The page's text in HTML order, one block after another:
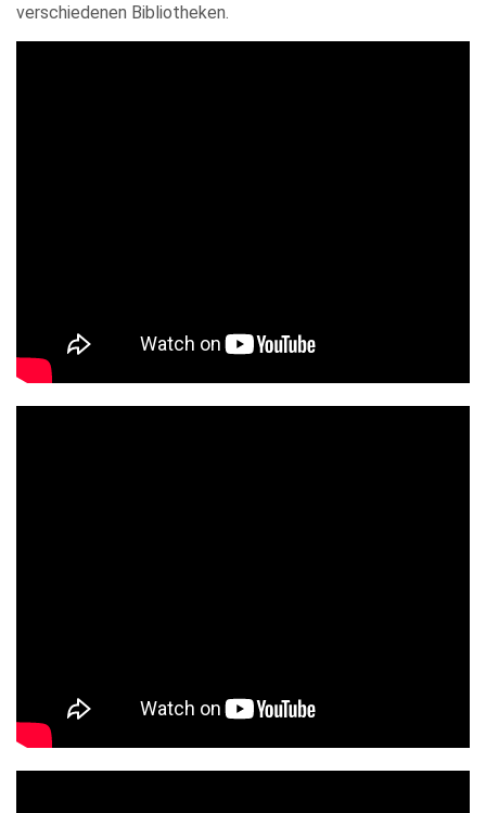
verschiedenen Bibliotheken.